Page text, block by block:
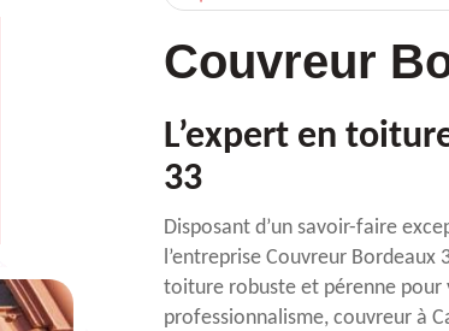
Couvreur
L’expert en
33
Disposant d’un savoir-faire
l’entreprise Couvreur
toiture robuste et pérenne pour
professionnalisme, couvreur à